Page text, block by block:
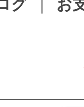
グ お